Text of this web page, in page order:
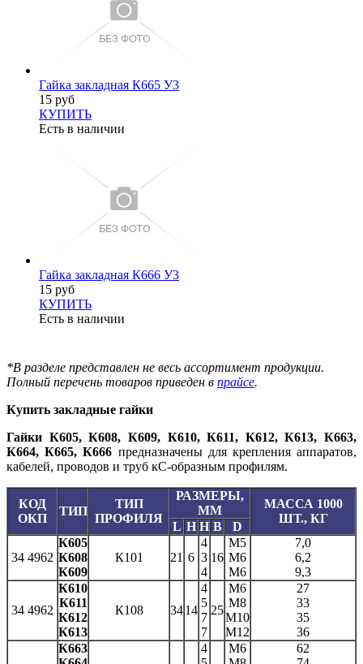
Гайка закладная К665 У3
15 руб
КУПИТЬ
Есть в наличии
Гайка закладная К666 У3
15 руб
КУПИТЬ
Есть в наличии
*В разделе представлен не весь ассортимент продукции.
Полный перечень товаров приведен в прайсе.
Купить закладные гайки
Гайки К605, К608, К609, К610, К611, К612, К613, К663,
К664, К665, К666 предназначены для крепления аппаратов,
кабелей, проводов и труб кС-образным профилям.
КОД
ОКП
ТИП
ТИП
ПРОФИЛЯ
РАЗМЕРЫ,
ММ
МАССА 1000
ШТ., КГ
L H H B D
34 4962
К605
К608
К609
К101 21 6
4
3
4
16
М5
М6
М6
7,0
6,2
9,3
34 4962
К610
К611
К612
К613
К108 3414
4
5
7
7
25
М6
М8
М10
М12
27
33
35
36
К663
4
М6
62